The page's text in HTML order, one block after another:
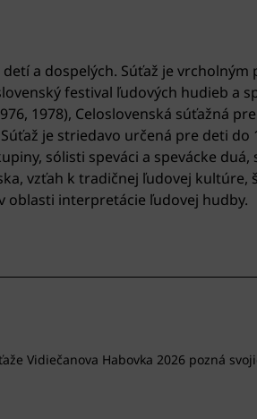
a dospelých. Súťaž je
festival ľudových hudieb a
1978), Celoslovenská súťažná
je striedavo určená pre deti
sólisti speváci a spevácke
vzťah k tradičnej ľudovej kultúre,
oblasti interpretácie ľudovej hudby.
Vidiečanova Habovka 2026 pozná